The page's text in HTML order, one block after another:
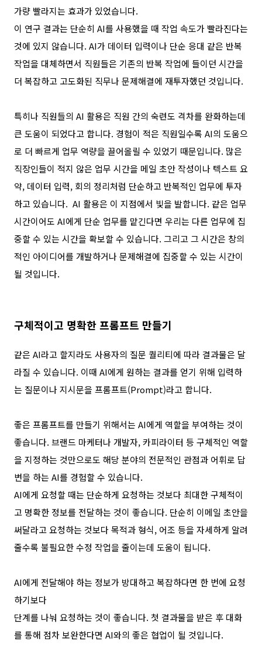
가량 빨라지는 효과가 있었습니다.
이 연구 결과는 단순히 AI를 사용했을 때 작업 속도가 빨라진다는
것에 있지 않습니다. AI가 데이터 입력이나 단순 응대 같은 반복
작업을 대체하면서 직원들은 기존의 반복 작업에 들이던 시간을
더 복잡하고 고도화된 직무나 문제해결에 재투자했던 것입니다.
특히나 직원들의 AI 활용은 직원 간의 숙련도 격차를 완화하는데
큰 도움이 되었다고 합니다. 경험이 적은 직원일수록 AI의 도움으
로 더 빠르게 업무 역량을 끌어올릴 수 있었기 때문입니다. 많은
직장인들이 적지 않은 업무 시간을 메일 초안 작성이나 텍스트 요
약, 데이터 입력, 회의 정리처럼 단순하고 반복적인 업무에 투자
하고 있습니다. AI 활용은 이 지점에서 빛을 발합니다. 같은 업무
시간이어도 AI에게 단순 업무를 맡긴다면 우리는 다른 업무에 집
중할 수 있는 시간을 확보할 수 있습니다. 그리고 그 시간은 창의
적인 아이디어를 개발하거나 문제해결에 집중할 수 있는 시간이
될 것입니다.
구체적이고 명확한 프롬프트 만들기
같은 AI라고 할지라도 사용자의 질문 퀄리티에 따라 결과물은 달
라질 수 있습니다. 이때 AI에게 원하는 결과를 얻기 위해 입력하
는 질문이나 지시문을 프롬프트(Prompt)라고 합니다.
좋은 프롬프트를 만들기 위해서는 AI에게 역할을 부여하는 것이
좋습니다. 브랜드 마케터나 개발자,카피라이터 등 구체적인 역할
을 지정하는 것만으로도 해당 분야의 전문적인 관점과 어휘로 답
변을 하는 AI를 경험할 수 있습니다.
AI에게 요청할 때는 단순하게 요청하는 것보다 최대한 구체적이
고 명확한 정보를 전달하는 것이 좋습니다. 단순히 이메일 초안을
써달라고 요청하는 것보다 목적과 형식, 어조 등을 자세하게 알려
줄수록 불필요한 수정 작업을 줄이는데 도움이 됩니다.
AI에게 전달해야 하는 정보가 방대하고 복잡하다면 한 번에 요청
하기보다
단계를 나눠 요청하는 것이 좋습니다. 첫 결과물을 받은 후 대화
를 통해 점차 보완한다면 AI와의 좋은 협업이 될 것입니다.